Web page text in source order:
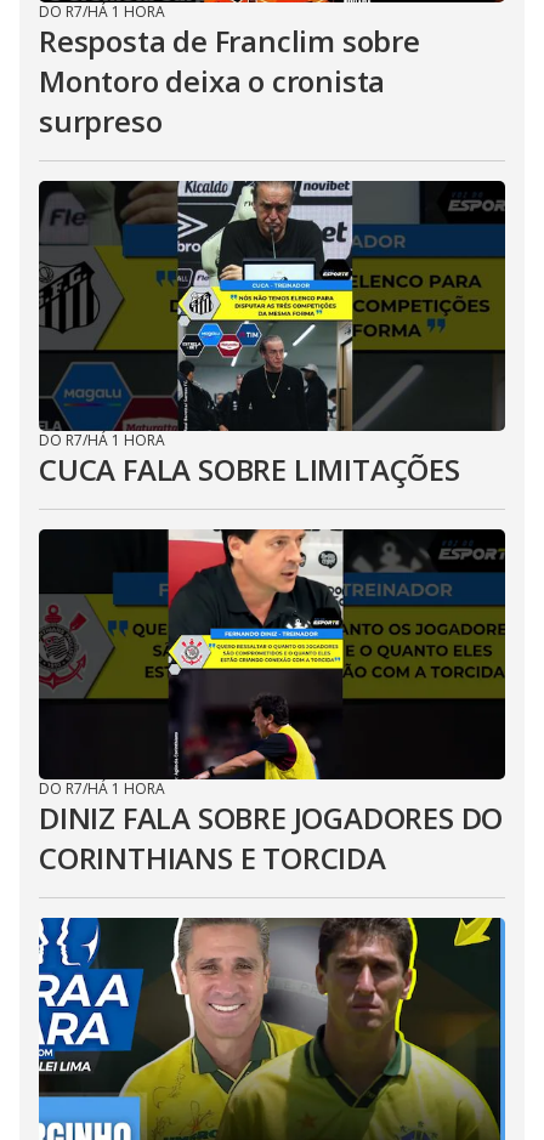
DO R7/HÁ 1 HORA
Resposta de Franclim sobre
Montoro deixa o cronista
surpreso
DO R7/HÁ 1 HORA
CUCA FALA SOBRE LIMITAÇÕES
DO R7/HÁ 1 HORA
DINIZ FALA SOBRE JOGADORES DO
CORINTHIANS E TORCIDA